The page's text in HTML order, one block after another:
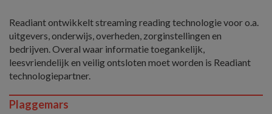
Readiant ontwikkelt streaming reading technologie voor o.a.
uitgevers, onderwijs, overheden, zorginstellingen en
bedrijven. Overal waar informatie toegankelijk,
leesvriendelijk en veilig ontsloten moet worden is Readiant
technologiepartner.
Plaggemars